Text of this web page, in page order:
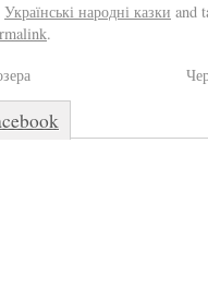
Українські народні казки and
.